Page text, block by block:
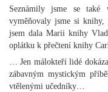
Seznámily jsme se také
vyměňovaly jsme si
jsem dala Marii knihy
oplátku k přečtení knihy
… Jen málokteří lidé
zábavným mystickým
vtělenými učedníky…